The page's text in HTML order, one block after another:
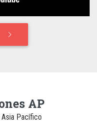
AP
Pacífico